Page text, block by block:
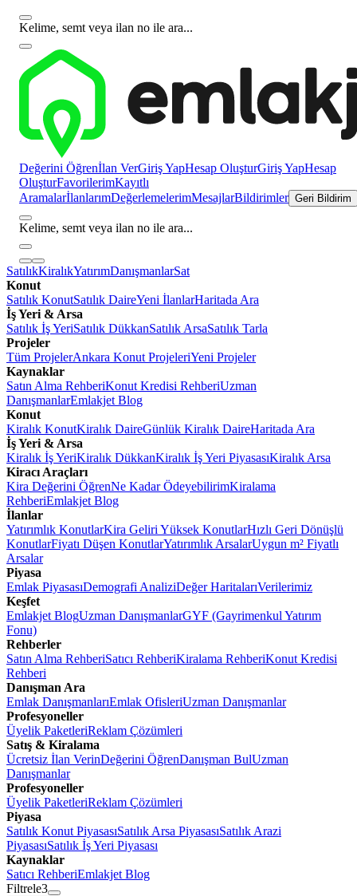
Kelime, semt veya ilan no ile ara...
Değerini Öğrenİlan VerGiriş YapHesap OluşturGiriş YapHesap
OluşturFavorilerimKayıtlı
AramalarİlanlarımDeğerlemelerimMesajlarBildirimler Geri Bildirim
Kelime, semt veya ilan no ile ara...
SatılıkKiralıkYatırımDanışmanlarSat
Konut
Satılık KonutSatılık DaireYeni İlanlarHaritada Ara
İş Yeri & Arsa
Satılık İş YeriSatılık DükkanSatılık ArsaSatılık Tarla
Projeler
Tüm ProjelerAnkara Konut ProjeleriYeni Projeler
Kaynaklar
Satın Alma RehberiKonut Kredisi RehberiUzman
DanışmanlarEmlakjet Blog
Konut
Kiralık KonutKiralık DaireGünlük Kiralık DaireHaritada Ara
İş Yeri & Arsa
Kiralık İş YeriKiralık DükkanKiralık İş Yeri PiyasasıKiralık Arsa
Kiracı Araçları
Kira Değerini ÖğrenNe Kadar ÖdeyebilirimKiralama
RehberiEmlakjet Blog
İlanlar
Yatırımlık KonutlarKira Geliri Yüksek KonutlarHızlı Geri Dönüşlü
KonutlarFiyatı Düşen KonutlarYatırımlık ArsalarUygun m² Fiyatlı
Arsalar
Piyasa
Emlak PiyasasıDemografi AnaliziDeğer HaritalarıVerilerimiz
Keşfet
Emlakjet BlogUzman DanışmanlarGYF (Gayrimenkul Yatırım
Fonu)
Rehberler
Satın Alma RehberiSatıcı RehberiKiralama RehberiKonut Kredisi
Rehberi
Danışman Ara
Emlak DanışmanlarıEmlak OfisleriUzman Danışmanlar
Profesyoneller
Üyelik PaketleriReklam Çözümleri
Satış & Kiralama
Ücretsiz İlan VerinDeğerini ÖğrenDanışman BulUzman
Danışmanlar
Profesyoneller
Üyelik PaketleriReklam Çözümleri
Piyasa
Satılık Konut PiyasasıSatılık Arsa PiyasasıSatılık Arazi
PiyasasıSatılık İş Yeri Piyasası
Kaynaklar
Satıcı RehberiEmlakjet Blog
Filtrele3